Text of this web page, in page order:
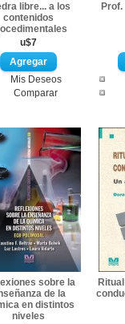
libre... a los
contenidos
u$7
Mis Deseos
Comparar
Prof.
sobre la
de la
en distintos
niveles